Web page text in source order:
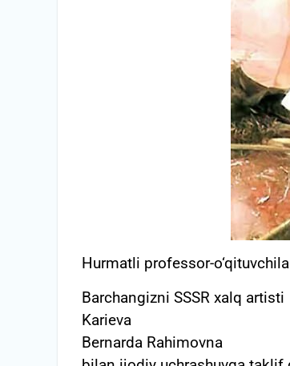
Hurmatli professor-
Barchangizni SSSR xalq artisti
Karieva
Bernarda Rahimovna